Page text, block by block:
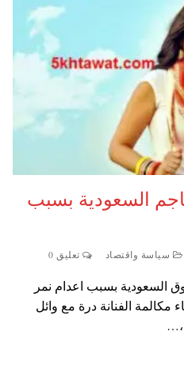
السعودية بسبب
سياسة واقتصاد تعليق 0
السعودية بسبب اعدام نمر
مكالمة الفنانة درة مع وائل
،…